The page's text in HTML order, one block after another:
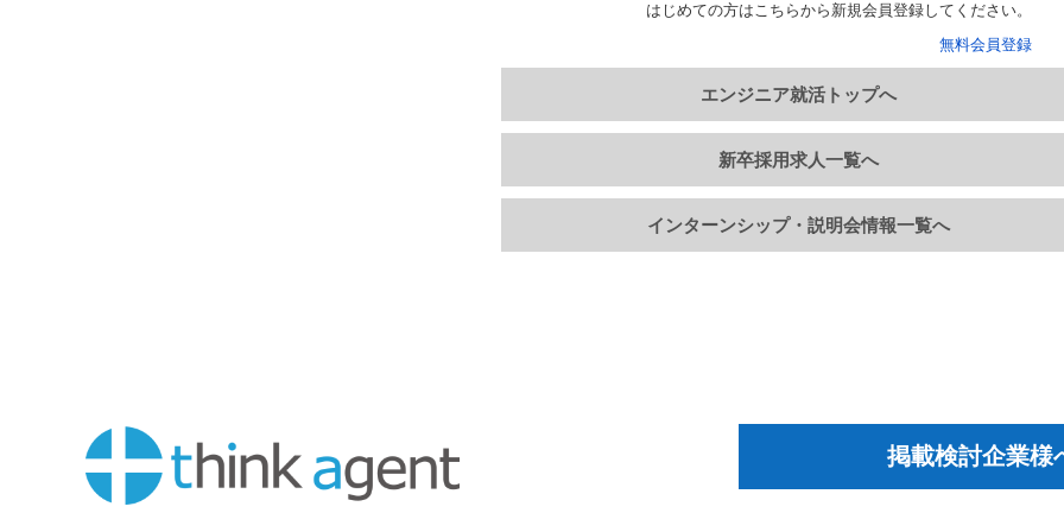
はじめての方はこちらから新規会員登録してください。
無料会員登録
エンジニア就活トップへ
新卒採用求人一覧へ
インターンシップ・説明会情報一覧へ
掲載検討企業様